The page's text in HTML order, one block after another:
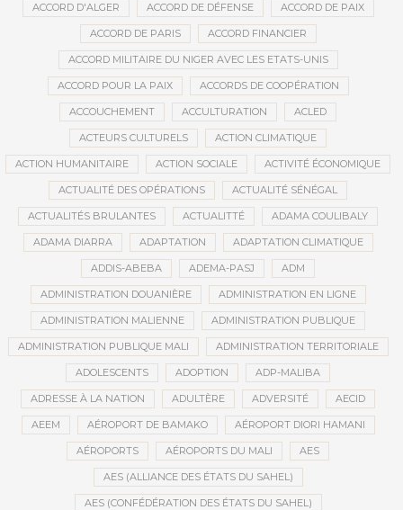
ACCORD D'ALGER ACCORD DE DÉFENSE ACCORD DE PAIX
ACCORD DE PARIS ACCORD FINANCIER
ACCORD MILITAIRE DU NIGER AVEC LES ETATS-UNIS
ACCORD POUR LA PAIX ACCORDS DE COOPÉRATION
ACCOUCHEMENT ACCULTURATION ACLED
ACTEURS CULTURELS ACTION CLIMATIQUE
ACTION HUMANITAIRE ACTION SOCIALE ACTIVITÉ ÉCONOMIQUE
ACTUALITÉ DES OPÉRATIONS ACTUALITÉ SÉNÉGAL
ACTUALITÉS BRULANTES ACTUALITTÉ ADAMA COULIBALY
ADAMA DIARRA ADAPTATION ADAPTATION CLIMATIQUE
ADDIS-ABEBA ADEMA-PASJ ADM
ADMINISTRATION DOUANIÈRE ADMINISTRATION EN LIGNE
ADMINISTRATION MALIENNE ADMINISTRATION PUBLIQUE
ADMINISTRATION PUBLIQUE MALI ADMINISTRATION TERRITORIALE
ADOLESCENTS ADOPTION ADP-MALIBA
ADRESSE À LA NATION ADULTÈRE ADVERSITÉ AECID
AEEM AÉROPORT DE BAMAKO AÉROPORT DIORI HAMANI
AÉROPORTS AÉROPORTS DU MALI AES
AES (ALLIANCE DES ÉTATS DU SAHEL)
AES (CONFÉDÉRATION DES ÉTATS DU SAHEL)